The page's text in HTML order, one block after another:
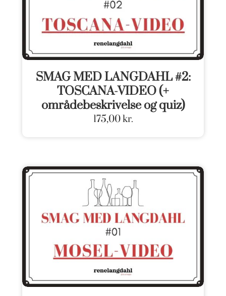
SMAG MED LANGDAHL #2:
TOSCANA-VIDEO (+
områdebeskrivelse og quiz)
175,00kr.